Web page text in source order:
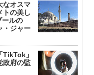
なオスマ
トの美し
ールの
・ジャー
TikTok」
政府の監